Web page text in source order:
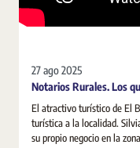
27 ago 2025
Notarios Rurales. Los
El atractivo turístico de El
turística a la localidad.
su propio negocio en la